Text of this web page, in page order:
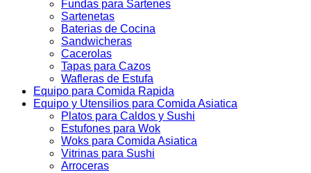
Fundas para Sartenes
Sartenetas
Baterias de Cocina
Sandwicheras
Cacerolas
Tapas para Cazos
Wafleras de Estufa
Equipo para Comida Rapida
Equipo y Utensilios para Comida Asiatica
Platos para Caldos y Sushi
Estufones para Wok
Woks para Comida Asiatica
Vitrinas para Sushi
Arroceras